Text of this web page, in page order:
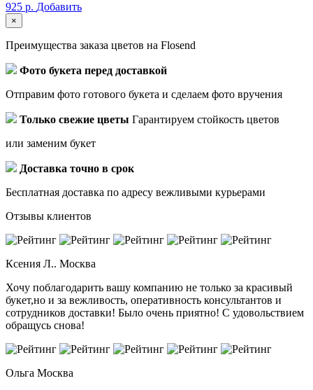
925 р. Добавить
×
Преимущества заказа цветов на Flosend
Фото букета перед доставкой
Отправим фото готового букета и сделаем фото вручения
Только свежие цветы Гарантируем стойкость цветов
или заменим букет
Доставка точно в срок
Бесплатная доставка по адресу вежливыми курьерами
Отзывы клиентов
Ксения Л.. Москва
Хочу поблагодарить вашу компанию не только за красивый
букет,но и за вежливость, оперативность консультантов и
сотрудников доставки! Было очень приятно! С удовольствием
обращусь снова!
Ольга Москва